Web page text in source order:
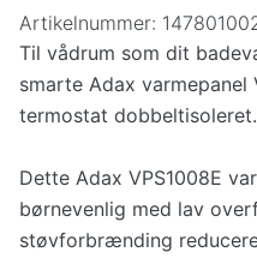
Artikelnummer:
Til vådrum som dit
smarte Adax varmepanel
termostat dobbeltisoleret.
Dette Adax VPS1008E
børnevenlig med lav
støvforbrænding